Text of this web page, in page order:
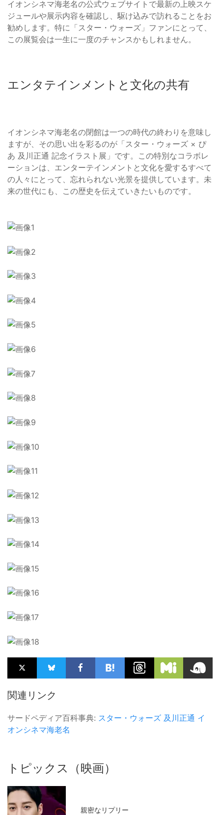
イオンシネマ海老名の公式ウェブサイトで最新の上映スケ
ジュールや展示内容を確認し、駆け込みで訪れることをお
勧めします。特に「スター・ウォーズ」ファンにとって、
この展覧会は一生に一度のチャンスかもしれません。
エンタテインメントと文化の共有
イオンシネマ海老名の閉館は一つの時代の終わりを意味し
ますが、その思い出を彩るのが「スター・ウォーズ × ぴ
あ 及川正通 記念イラスト展」です。この特別なコラボレ
ーションは、エンターテインメントと文化を愛するすべて
の人々にとって、忘れられない光景を提供しています。未
来の世代にも、この歴史を伝えていきたいものです。
関連リンク
サードペディア百科事典: スター・ウォーズ 及川正通 イ
オンシネマ海老名
トピックス（映画）
親密なリプリー